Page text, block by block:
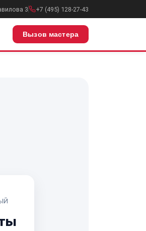
3 +7 (495) 128-27-43
Вызов мастера